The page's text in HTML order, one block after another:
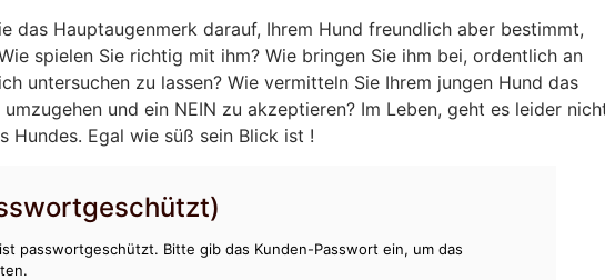
das Hauptaugenmerk darauf, Ihrem Hund freundlich aber bestimmt,
spielen Sie richtig mit ihm? Wie bringen Sie ihm bei, ordentlich an
untersuchen zu lassen? Wie vermitteln Sie Ihrem jungen Hund das
und ein NEIN zu akzeptieren? Im Leben, geht es leider
Hundes. Egal wie süß sein Blick ist !
passwortgeschützt. Bitte gib das Kunden-Passwort ein, um das